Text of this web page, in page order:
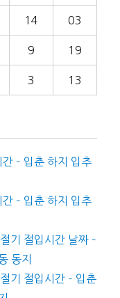
14 03
9 19
3 13
– 입춘 하지 입추
– 입춘 하지 입추
기 절입시간 날짜 –
동지
기 절입시간 – 입춘